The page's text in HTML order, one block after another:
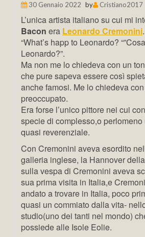
30 Gennaio 2022 by Cristiano2017
L’unica artista italiano su cui mi
Bacon era Leonardo Cremonini.
“What’s happ to Leonardo?
Leonardo?”.
Ma non me lo chiedeva con un
che pure sapeva essere così
anche famosi. Me lo chiedeva
preoccupato.
Era forse l’unico pittore nei cui
specie di complesso,o
quasi reverenziale.
Con Cremonini aveva esordito
galleria inglese, la Hannover
sulla vespa di Cremonini aveva
sua prima visita in Italia,e
andato a trovare in Italia, poco
quasi un commiato dalla vita-
studio(uno dei tanti nel mondo)
possiede alle Isole Eolie.